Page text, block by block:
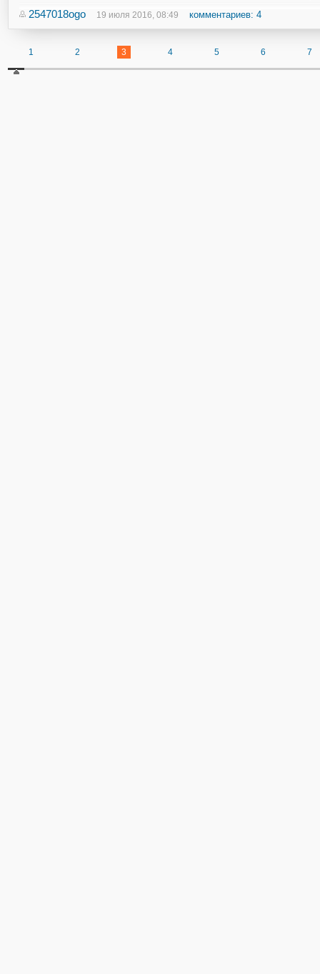
2547018ogo 19 июля 2016, 08:49 комментариев: 4
1 2 3 4 5 6 7